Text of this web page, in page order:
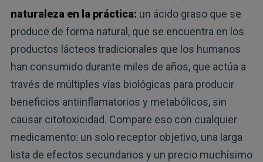
naturaleza en la práctica: un ácido graso que se
produce de forma natural, que se encuentra en los
productos lácteos tradicionales que los humanos
han consumido durante miles de años, que actúa a
través de múltiples vías biológicas para producir
beneficios antiinflamatorios y metabólicos, sin
causar citotoxicidad. Compare eso con cualquier
medicamento: un solo receptor objetivo, una larga
lista de efectos secundarios y un precio muchísimo